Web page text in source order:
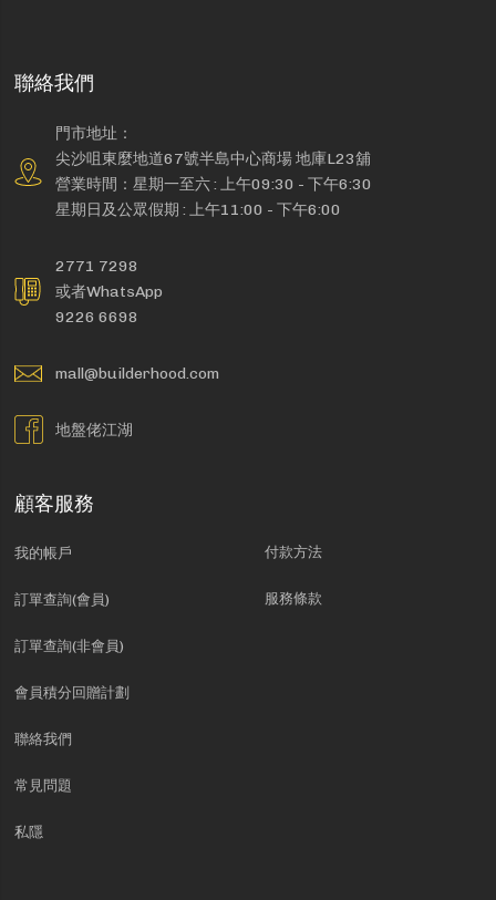
聯絡我們
門市地址：
尖沙咀東麼地道67號半島中心商場 地庫L23舖
營業時間：星期一至六 : 上午09:30 - 下午6:30
星期日及公眾假期 : 上午11:00 - 下午6:00
2771 7298
或者WhatsApp
9226 6698
mall@builderhood.com
地盤佬江湖
顧客服務
我的帳戶
訂單查詢(會員)
訂單查詢(非會員)
會員積分回贈計劃
聯絡我們
常見問題
私隱
付款方法
服務條款